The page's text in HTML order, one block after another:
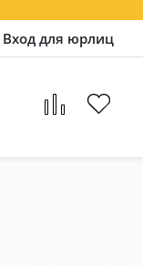
Вход для юрлиц